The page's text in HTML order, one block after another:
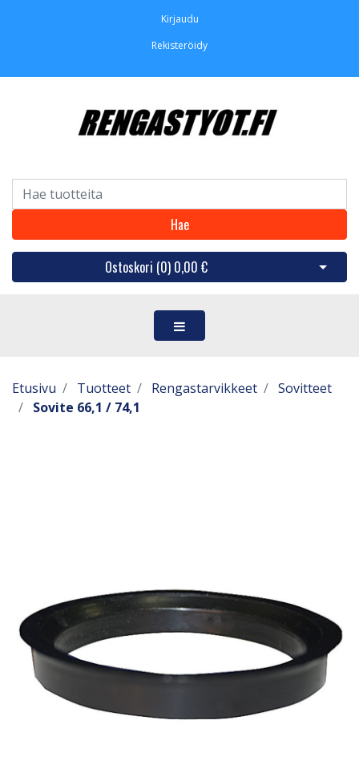
Kirjaudu
Rekisteröidy
Hae
Ostoskori (0) 0,00 € Avaa
Etusivu Tuotteet Rengastarvikkeet
Sovitteet
Sovite 66,1 / 74,1